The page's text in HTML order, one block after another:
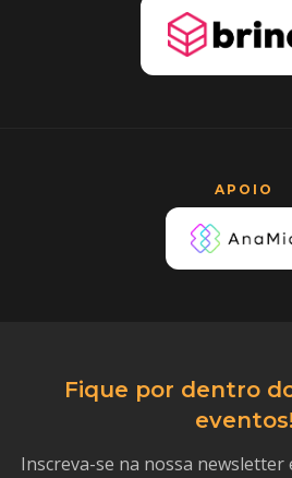
APOIO
Fique por dentro
eventos!
Inscreva-se na nossa newsletter